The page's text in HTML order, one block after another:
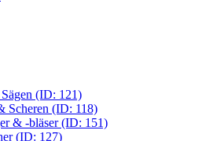
(ID: 121)
Scheren (ID: 118)
& -bläser (ID: 151)
(ID: 127)